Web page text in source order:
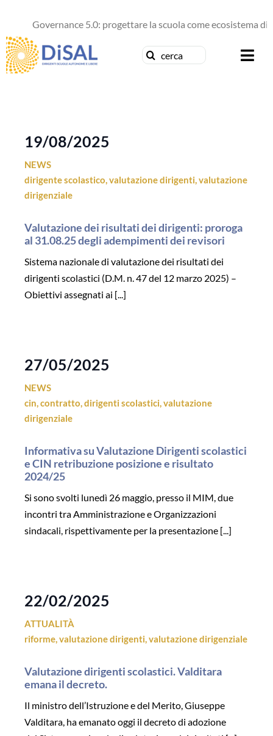
contenuto
Governance 5.0: progettare la scuola come ecosistema di
Cerca
Formazione
Concorsi
Pubblicazioni
19/08/2025
NEWS
dirigente scolastico,valutazione dirigenti,valutazione
dirigenziale
Valutazione dei risultati dei dirigenti: proroga
al 31.08.25 degli adempimenti dei revisori
Sistema nazionale di valutazione dei risultati dei
dirigenti scolastici (D.M. n. 47 del 12 marzo 2025) –
Obiettivi assegnati ai [...]
27/05/2025
NEWS
cin,contratto,dirigenti scolastici,valutazione
dirigenziale
Informativa su Valutazione Dirigenti scolastici
e CIN retribuzione posizione e risultato
2024/25
Si sono svolti lunedì 26 maggio, presso il MIM, due
incontri tra Amministrazione e Organizzazioni
sindacali, rispettivamente per la presentazione [...]
22/02/2025
ATTUALITÀ
riforme,valutazione dirigenti,valutazione dirigenziale
Valutazione dirigenti scolastici. Valditara
emana il decreto.
Il ministro dell’Istruzione e del Merito, Giuseppe
Valditara, ha emanato oggi il decreto di adozione